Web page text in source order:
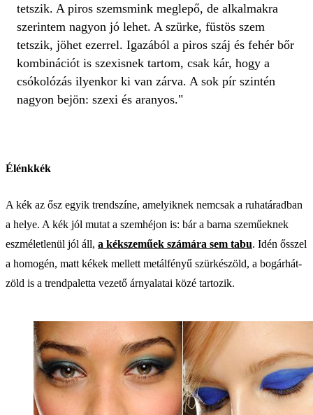
tetszik. A piros szemsmink meglepő, de alkalmakra
szerintem nagyon jó lehet. A szürke, füstös szem
tetszik, jöhet ezerrel. Igazából a piros száj és fehér bőr
kombinációt is szexisnek tartom, csak kár, hogy a
csókolózás ilyenkor ki van zárva. A sok pír szintén
nagyon bejön: szexi és aranyos."
Élénkkék
A kék az ősz egyik trendszíne, amelyiknek nemcsak a ruhatáradban
a helye. A kék jól mutat a szemhéjon is: bár a barna szeműeknek
eszméletlenül jól áll, a kékszeműek számára sem tabu. Idén ősszel
a homogén, matt kékek mellett metálfényű szürkészöld, a bogárhát-
zöld is a trendpaletta vezető árnyalatai közé tartozik.